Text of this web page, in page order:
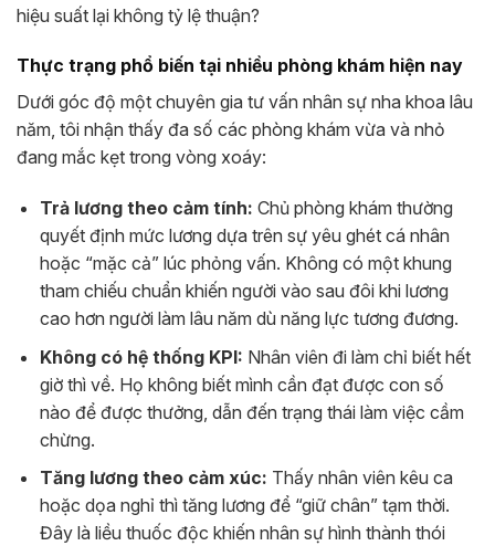
hiệu suất lại không tỷ lệ thuận?
Thực trạng phổ biến tại nhiều phòng khám hiện nay
Dưới góc độ một chuyên gia tư vấn nhân sự nha khoa lâu
năm, tôi nhận thấy đa số các phòng khám vừa và nhỏ
đang mắc kẹt trong vòng xoáy:
Trả lương theo cảm tính: Chủ phòng khám thường
quyết định mức lương dựa trên sự yêu ghét cá nhân
hoặc “mặc cả” lúc phỏng vấn. Không có một khung
tham chiếu chuẩn khiến người vào sau đôi khi lương
cao hơn người làm lâu năm dù năng lực tương đương.
Không có hệ thống KPI: Nhân viên đi làm chỉ biết hết
giờ thì về. Họ không biết mình cần đạt được con số
nào để được thưởng, dẫn đến trạng thái làm việc cầm
chừng.
Tăng lương theo cảm xúc: Thấy nhân viên kêu ca
hoặc dọa nghỉ thì tăng lương để “giữ chân” tạm thời.
Đây là liều thuốc độc khiến nhân sự hình thành thói